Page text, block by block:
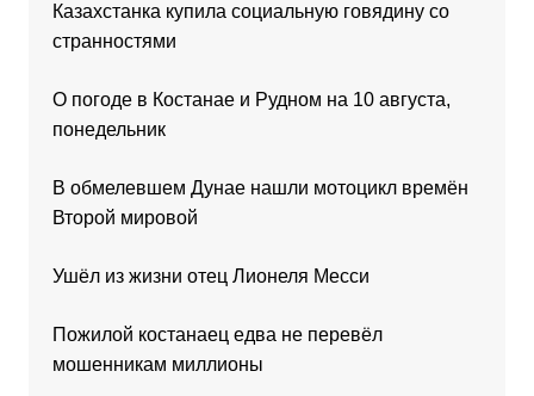
Казахстанка купила социальную говядину со
странностями
О погоде в Костанае и Рудном на 10 августа,
понедельник
В обмелевшем Дунае нашли мотоцикл времён
Второй мировой
Ушёл из жизни отец Лионеля Месси
Пожилой костанаец едва не перевёл
мошенникам миллионы